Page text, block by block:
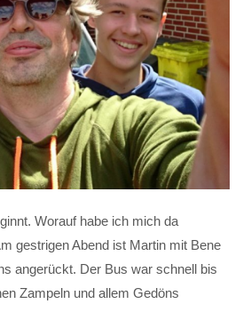
Worauf habe ich mich da
gestrigen Abend ist Martin mit Bene
angerückt. Der Bus war schnell bis
Zampeln und allem Gedöns